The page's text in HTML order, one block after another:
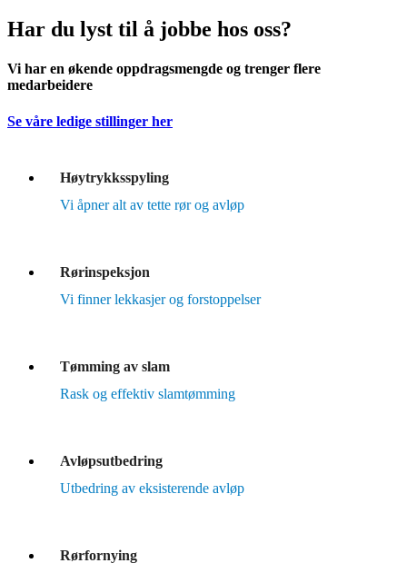
Har du lyst til å jobbe hos oss?
Vi har en økende oppdragsmengde og trenger flere
medarbeidere
Se våre ledige stillinger her
Høytrykksspyling
Vi åpner alt av tette rør og avløp
Rørinspeksjon
Vi finner lekkasjer og forstoppelser
Tømming av slam
Rask og effektiv slamtømming
Avløpsutbedring
Utbedring av eksisterende avløp
Rørfornying